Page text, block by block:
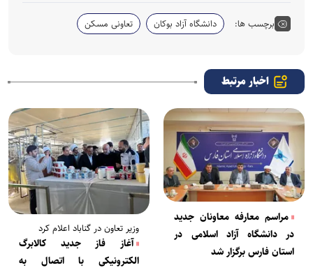
برچسب ها: دانشگاه آزاد بوکان تعاونی مسکن
اخبار مرتبط
مراسم معارفه معاونان جدید
در دانشگاه آزاد اسلامی در
استان فارس برگزار شد
وزیر تعاون در گناباد اعلام کرد
آغاز فاز جدید کالابرگ
الکترونیکی با اتصال به